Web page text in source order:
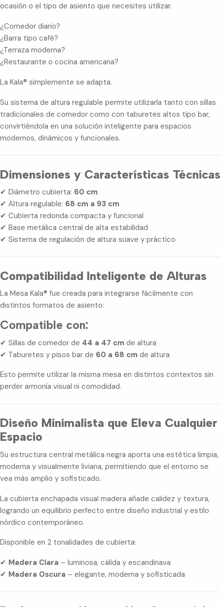
ocasión o el tipo de asiento que necesites utilizar.
¿Comedor diario?
¿Barra tipo café?
¿Terraza moderna?
¿Restaurante o cocina americana?
La Kala® simplemente se adapta.
Su sistema de altura regulable permite utilizarla tanto con sillas
tradicionales de comedor como con taburetes altos tipo bar,
convirtiéndola en una solución inteligente para espacios
modernos, dinámicos y funcionales.
Dimensiones y Características Técnicas
✔ Diámetro cubierta: 60 cm
✔ Altura regulable: 68 cm a 93 cm
✔ Cubierta redonda compacta y funcional
✔ Base metálica central de alta estabilidad
✔ Sistema de regulación de altura suave y práctico
Compatibilidad Inteligente de Alturas
La Mesa Kala® fue creada para integrarse fácilmente con
distintos formatos de asiento:
Compatible con:
✔ Sillas de comedor de 44 a 47 cm de altura
✔ Taburetes y pisos bar de 60 a 68 cm de altura
Esto permite utilizar la misma mesa en distintos contextos sin
perder armonía visual ni comodidad.
Diseño Minimalista que Eleva Cualquier
Espacio
Su estructura central metálica negra aporta una estética limpia,
moderna y visualmente liviana, permitiendo que el entorno se
vea más amplio y sofisticado.
La cubierta enchapada visual madera añade calidez y textura,
logrando un equilibrio perfecto entre diseño industrial y estilo
nórdico contemporáneo.
Disponible en 2 tonalidades de cubierta:
✔ Madera Clara – luminosa, cálida y escandinava
✔ Madera Oscura – elegante, moderna y sofisticada